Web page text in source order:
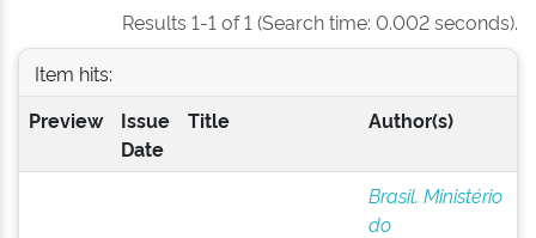
Results 1-1 of 1 (Search time: 0.002 seconds).
Item hits:
Preview
Issue
Date
Title Author(s)
Brasil. Ministério
do